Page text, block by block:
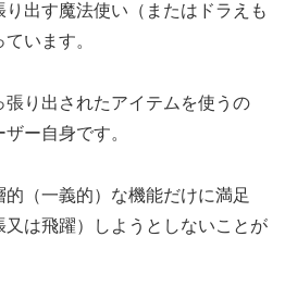
り出す魔法使い（またはドラえも
います。
り出されたアイテムを使うの
ー自身です。
的（一義的）な機能だけに満足
又は飛躍）しようとしないことが